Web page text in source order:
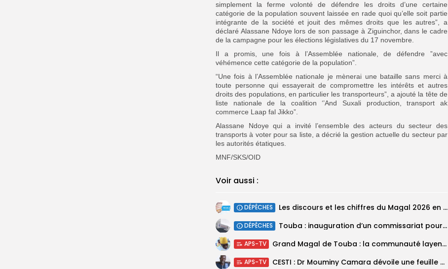
simplement la ferme volonté de défendre les droits d’une certaine
catégorie de la population souvent laissée en rade quoi qu’elle soit partie
intégrante de la société et jouit des mêmes droits que les autres”, a
déclaré Alassane Ndoye lors de son passage à Ziguinchor, dans le cadre
de la campagne pour les élections législatives du 17 novembre.
Il a promis, une fois à l’Assemblée nationale, de défendre ”avec
véhémence cette catégorie de la population”.
“Une fois à l’Assemblée nationale je mènerai une bataille sans merci à
toute personne qui essayerait de compromettre les intérêts et autres
droits des populations, en particulier les transporteurs”, a ajouté la tête de
liste nationale de la coalition ‘’And Suxali production, transport ak
commerce Laap fal Jikko”.
Alassane Ndoye qui a invité l’ensemble des acteurs du secteur des
transports à voter pour sa liste, a décrié la gestion actuelle du secteur par
les autorités étatiques.
MNF/SKS/OID
Voir aussi :
DÉPÊCHES Les discours et les chiffres du Magal 2026 en exergue
DÉPÊCHES Touba : inauguration d’un commissariat pour renforcer le dispositif sécuritaire de la...
APS-TV Grand Magal de Touba : la communauté layenne souligne une célébration qui...
APS-TV CESTI : Dr Mouminy Camara dévoile une feuille de route